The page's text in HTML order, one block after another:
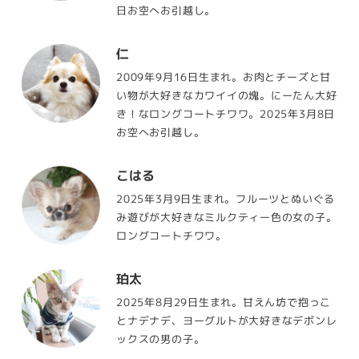
日お空へお引越し。
仁
2009年9月16日生まれ。お肉とチーズと甘
い物が大好きなカワイイの塊。にーたん大好
き！なロングコートチワワ。2025年3月8日
お空へお引越し。
こはる
2025年3月9日生まれ。フルーツとぬいぐる
み遊びが大好きなミルクティー色の女の子。
ロングコートチワワ。
珀太
2025年8月29日生まれ。甘えん坊で抱っこ
とナデナデ、ヨーグルトが大好きなデボンレ
ックスの男の子。